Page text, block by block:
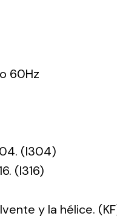
60Hz
(I304)
(I316)
y la hélice.